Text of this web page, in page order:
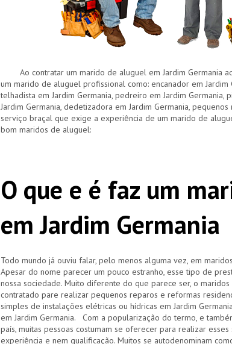
Ao contratar um marido de aluguel em Jardim Germania
um marido de aluguel profissional como: encanador em Jardim
telhadista em Jardim Germania, pedreiro em Jardim Germania,
Jardim Germania, dedetizadora em Jardim Germania,
serviço braçal que exige a experiência de um marido de
bom maridos de aluguel:
O que e é faz um
em Jardim Germania
Todo mundo já ouviu falar, pelo menos alguma vez, em
Apesar do nome parecer um pouco estranho, esse tipo de
nossa sociedade. Muito diferente do que parece ser, o
contratado pare realizar pequenos reparos e reformas
simples de instalações elétricas ou hídricas em Jardim
em Jardim Germania. Com a popularização do termo, e
país, muitas pessoas costumam se oferecer para realizar
experiência e nem qualificação. Muitos se autodenominam